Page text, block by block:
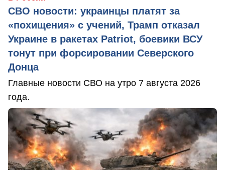
СВО новости: украинцы платят за
«похищения» с учений, Трамп отказал
Украине в ракетах Patriot, боевики ВСУ
тонут при форсировании Северского
Донца
Главные новости СВО на утро 7 августа 2026
года.